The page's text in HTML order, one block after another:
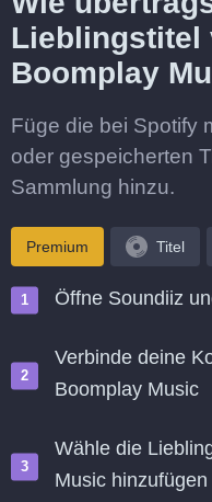
Lieblingstitel
Boomplay
Füge die bei Spotify
oder gespeicherten
Sammlung hinzu.
Premium Titel
Öffne Soundiiz
Verbinde deine
Boomplay Music
Wähle die
Music